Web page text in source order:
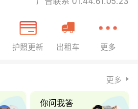
护照更新 出租车 更多
更多
你问我答